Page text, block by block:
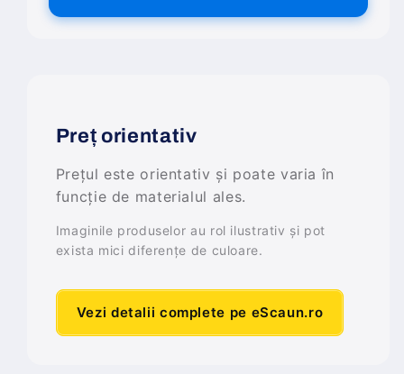
Preț orientativ
Prețul este orientativ și poate varia în
funcție de materialul ales.
Imaginile produselor au rol ilustrativ și pot
exista mici diferențe de culoare.
Vezi detalii complete pe eScaun.ro